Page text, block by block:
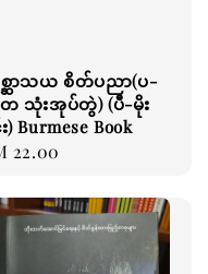
စ္ဆာသယ စိတ်ပညာ(ပ-
သုံးအုပ်တွဲ) (ပီ-မိုး
) Burmese Book
22.00